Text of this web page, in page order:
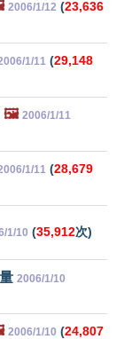
2006/1/12 (23,636
1/11 (29,148
🖼️ 2006/1/11
1/11 (28,679
1/10 (35,912次)
2006/1/10
2006/1/10 (24,807